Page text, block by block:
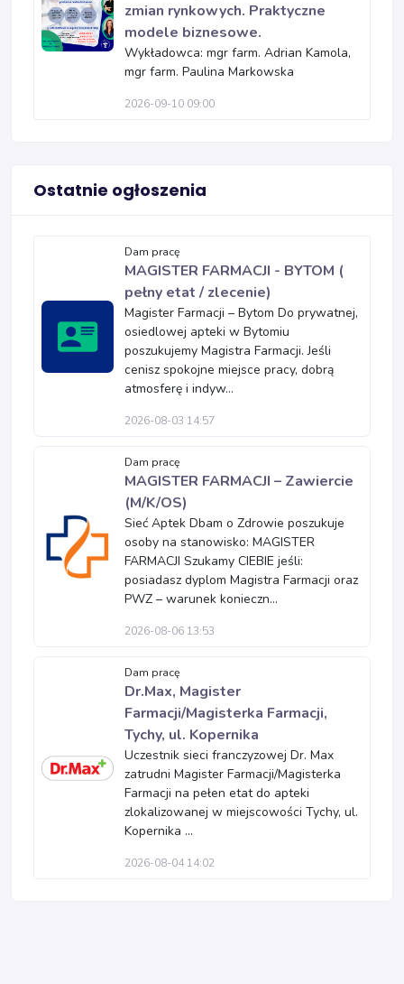
zmian rynkowych. Praktyczne
modele biznesowe.
Wykładowca: mgr farm. Adrian Kamola,
mgr farm. Paulina Markowska
2026-09-10 09:00
Ostatnie ogłoszenia
Dam pracę
MAGISTER FARMACJI - BYTOM (
pełny etat / zlecenie)
Magister Farmacji – Bytom Do prywatnej,
osiedlowej apteki w Bytomiu
poszukujemy Magistra Farmacji. Jeśli
cenisz spokojne miejsce pracy, dobrą
atmosferę i indyw...
2026-08-03 14:57
Dam pracę
MAGISTER FARMACJI – Zawiercie
(M/K/OS)
Sieć Aptek Dbam o Zdrowie poszukuje
osoby na stanowisko: MAGISTER
FARMACJI Szukamy CIEBIE jeśli:
posiadasz dyplom Magistra Farmacji oraz
PWZ – warunek konieczn...
2026-08-06 13:53
Dam pracę
Dr.Max, Magister
Farmacji/Magisterka Farmacji,
Tychy, ul. Kopernika
Uczestnik sieci franczyzowej Dr. Max
zatrudni Magister Farmacji/Magisterka
Farmacji na pełen etat do apteki
zlokalizowanej w miejscowości Tychy, ul.
Kopernika ...
2026-08-04 14:02